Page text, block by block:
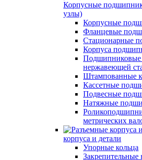
Корпусные
узлы)
Корпусные
Фланцевые
Стационарные
Корпуса
Подшипниковые
нержавеющей
Штампованные
Кассетные
Подвесные
Натяжные
метрических
корпуса и детали
Упорные кольца
Закрепительные